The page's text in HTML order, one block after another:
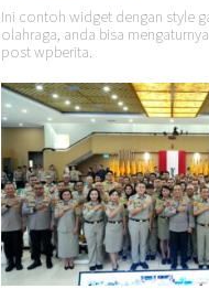
Ini contoh widget dengan style
olahraga, anda bisa
post wpberita.